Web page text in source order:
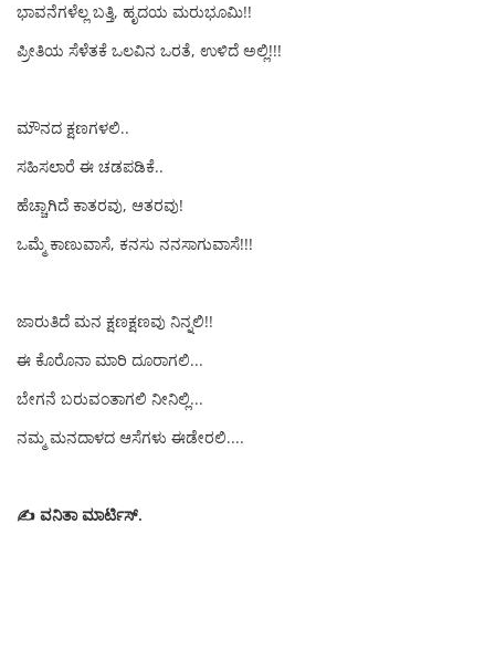
ಭಾವನೆಗಳೆಲ್ಲ ಬತ್ತಿ, ಹೃದಯ ಮರುಭೂಮಿ!!
ಪ್ರೀತಿಯ ಸೆಳೆತಕೆ ಒಲವಿನ ಒರತೆ, ಉಳಿದೆ ಅಲ್ಲಿ!!!
ಮೌನದ ಕ್ಷಣಗಳಲಿ..
ಸಹಿಸಲಾರೆ ಈ ಚಡಪಡಿಕೆ..
ಹೆಚ್ಚಾಗಿದೆ ಕಾತರವು, ಆತರವು!
ಒಮ್ಮೆ ಕಾಣುವಾಸೆ, ಕನಸು ನನಸಾಗುವಾಸೆ!!!
ಜಾರುತಿದೆ ಮನ ಕ್ಷಣಕ್ಷಣವು ನಿನ್ನಲಿ!!
ಈ ಕೊರೊನಾ ಮಾರಿ ದೂರಾಗಲಿ...
ಬೇಗನೆ ಬರುವಂತಾಗಲಿ ನೀನಿಲ್ಲಿ...
ನಮ್ಮ ಮನದಾಳದ ಆಸೆಗಳು ಈಡೇರಲಿ....
✍️ ವನಿತಾ ಮಾರ್ಟಿಸ್.